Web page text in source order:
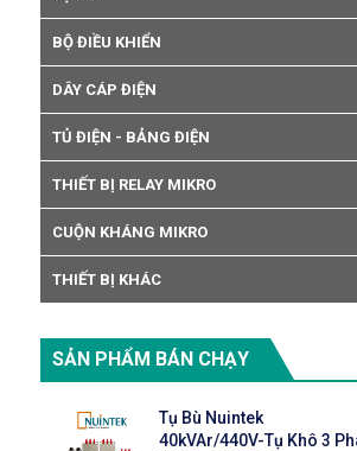
BỘ ĐIỀU KHIỂN
DÂY CÁP ĐIỆN
TỦ ĐIỆN - BẢNG ĐIỆN
THIẾT BỊ RELAY MIKRO
CUỘN KHÁNG MIKRO
THIẾT BỊ KHÁC
SẢN PHẨM BÁN CHẠY
Tụ Bù Nuintek
40kVAr/440V-Tụ Khô 3